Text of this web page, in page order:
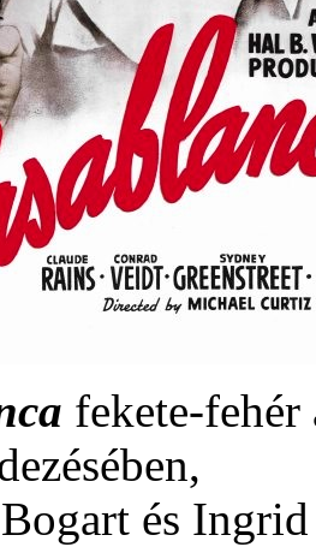
fekete-
és